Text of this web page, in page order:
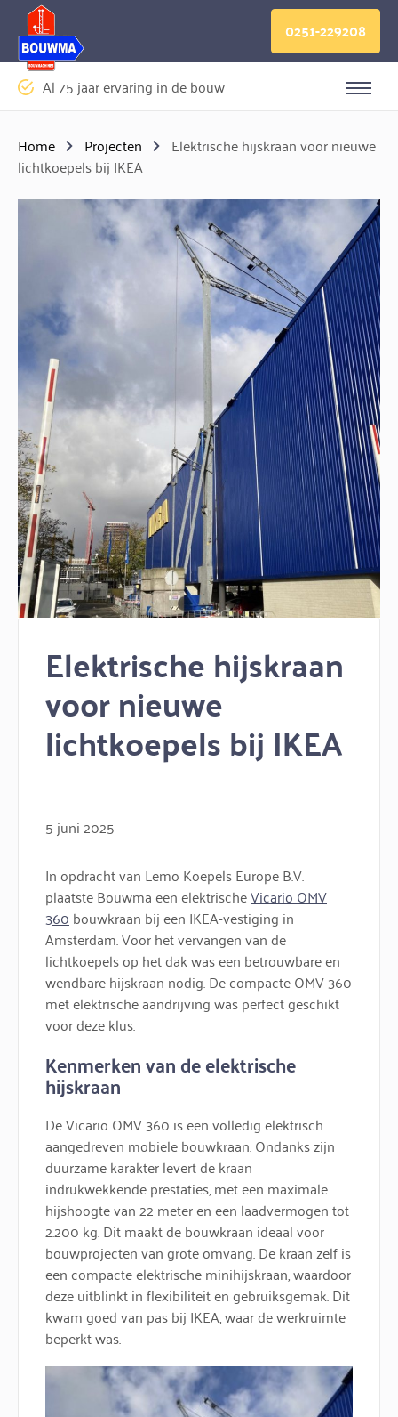
Logo Bouwma Bouwmachines BV
0251-229208
Al 75 jaar ervaring in de bouw
Home Projecten
Elektrische hijskraan voor nieuwe
lichtkoepels bij IKEA
Elektrische hijskraan
voor nieuwe
lichtkoepels bij IKEA
5 juni 2025
In opdracht van Lemo Koepels Europe B.V.
plaatste Bouwma een elektrischeVicario OMV
360 bouwkraan bij een IKEA-vestiging in
Amsterdam. Voor het vervangen van de
lichtkoepels op het dak was een betrouwbare en
wendbare hijskraan nodig. De compacte OMV 360
met elektrische aandrijving was perfect geschikt
voor deze klus.
Kenmerken van de elektrische
hijskraan
De Vicario OMV 360 is een volledig elektrisch
aangedreven mobiele bouwkraan. Ondanks zijn
duurzame karakter levert de kraan
indrukwekkende prestaties, met een maximale
hijshoogte van 22 meter en een laadvermogen tot
2.200 kg. Dit maakt de bouwkraan ideaal voor
bouwprojecten van grote omvang. De kraan zelf is
een compacte elektrische minihijskraan, waardoor
deze uitblinkt in flexibiliteit en gebruiksgemak. Dit
kwam goed van pas bij IKEA, waar de werkruimte
beperkt was.